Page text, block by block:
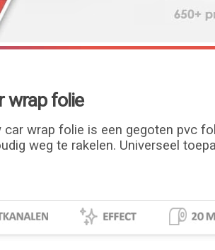
wrap folie
wrap folie is een gegoten pvc
weg te rakelen. Universeel